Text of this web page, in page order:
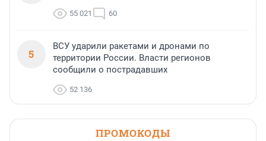
55 021 60
5
ВСУ ударили ракетами и дронами по
территории России. Власти регионов
сообщили о пострадавших
52 136
ПРОМОКОДЫ